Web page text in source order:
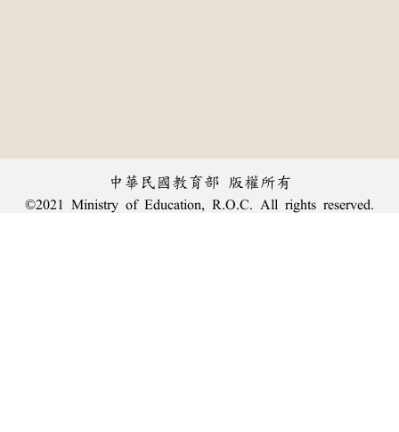
中華民國教育部 版權所有
©2021 Ministry of Education, R.O.C. All rights reserved.